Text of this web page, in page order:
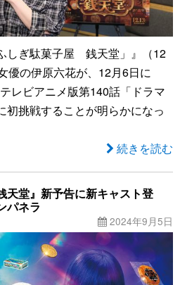
しぎ駄菓子屋 銭天堂」』（12
優の伊原六花が、12月6日に
レビアニメ版第140話「ドラマ
初挑戦することが明らかになっ
続きを読む
堂』新予告に新キャスト登
パネラ
2024年9月5日